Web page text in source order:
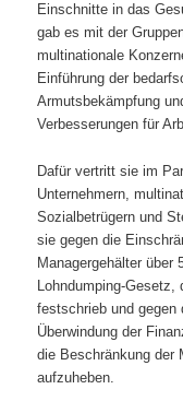
Einschnitte in das
gab es mit der
multinationale
Einführung der
Armutsbekämpfung
Verbesserungen für
Dafür vertritt sie im
Unternehmern,
Sozialbetrügern und
sie gegen die
Managergehälter über
Lohndumping-Gesetz,
festschrieb und gegen
Überwindung der
die Beschränkung der
aufzuheben.